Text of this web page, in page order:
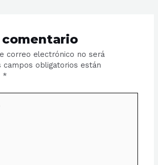
comentario
correo electrónico no será
campos obligatorios están
*